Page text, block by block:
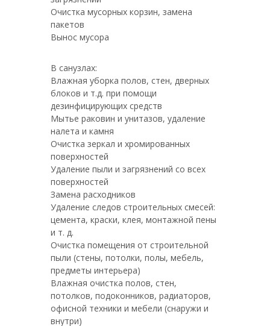
Очистка мусорных корзин, замена
пакетов
Вынос мусора
В санузлах:
Влажная уборка полов, стен, дверных
блоков и т.д. при помощи
дезинфицирующих средств
Мытье раковин и унитазов, удаление
налета и камня
Очистка зеркал и хромированных
поверхностей
Удаление пыли и загрязнений со всех
поверхностей
Замена расходников
Удаление следов строительных смесей:
цемента, краски, клея, монтажной пены
и т. д.
Очистка помещения от строительной
пыли (стены, потолки, полы, мебель,
предметы интерьера)
Влажная очистка полов, стен,
потолков, подоконников, радиаторов,
офисной техники и мебели (снаружи и
внутри)